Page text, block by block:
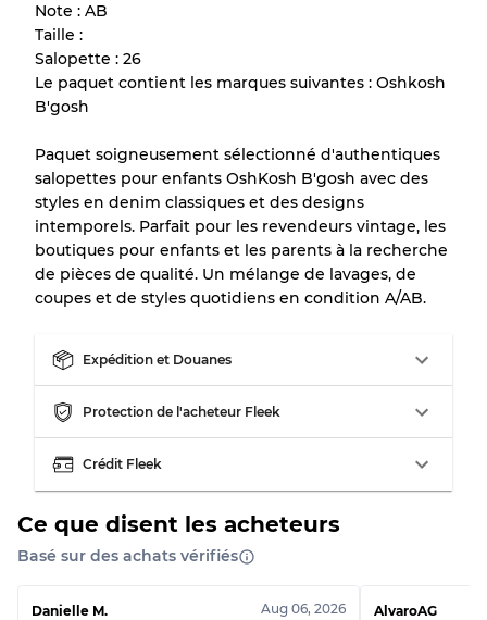
de chaque article avant l'achat.
Il y a une marge d'erreur allant jusqu'à
10%
en raison de la vente en gros
Notre système à 3 niveaux
Qualité APresque neuf, usure légère
Qualité BPeu utilisé
Qualité CUsure visible avec taches
Répartition pour ratios mixtes
Qualité AB
70% A, 30% B
Qualité BC
Note : AB
Taille :
Salopette : 26
Le paquet contient les marques suivantes : Oshkosh
B'gosh
Paquet soigneusement sélectionné d'authentiques
salopettes pour enfants OshKosh B'gosh avec des
styles en denim classiques et des designs
intemporels. Parfait pour les revendeurs vintage, les
boutiques pour enfants et les parents à la recherche
de pièces de qualité. Un mélange de lavages, de
coupes et de styles quotidiens en condition A/AB.
Expédition et Douanes
Protection de l'acheteur Fleek
Crédit Fleek
Ce que disent les acheteurs
Basé sur des achats vérifiés
Danielle M.
Aug 06, 2026
AlvaroAG